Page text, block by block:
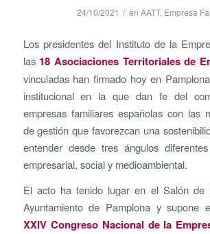
24/10/2021 / enAATT, Empresa
Los presidentes del Instituto de la
las 18 Asociaciones Territoriales de
vinculadas han firmado hoy en
institucional en la que dan fe del
empresas familiares españolas con las
de gestión que favorezcan una
entender desde tres ángulos
empresarial, social y medioambiental.
El acto ha tenido lugar en el Salón de
Ayuntamiento de Pamplona y supone
XXIV Congreso Nacional de la